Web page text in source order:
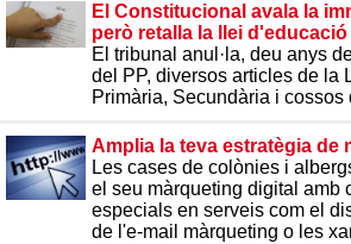
El Constitucional avala la
però retalla la llei
El tribunal anul·la, deu anys
del PP, diversos articles de la
Primària, Secundària i cossos
Amplia la teva estratègia de
Les cases de colònies i
el seu màrqueting digital amb
especials en serveis com el
de l'e-mail màrqueting o les